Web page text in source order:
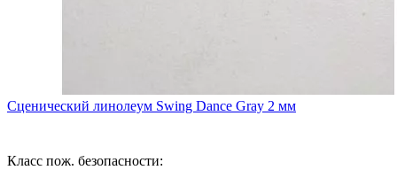
Сценический линолеум Swing Dance Gray 2 мм
Класс пож. безопасности: